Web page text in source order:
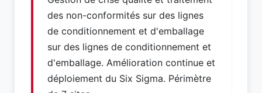
des non-conformités sur des lignes
de conditionnement et d'emballage
sur des lignes de conditionnement et
d'emballage. Amélioration continue et
déploiement du Six Sigma. Périmètre